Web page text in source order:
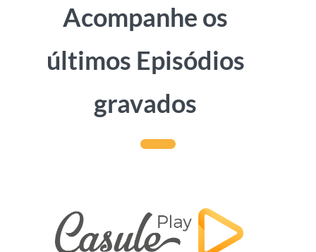
Acompanhe os
últimos Episódios
gravados